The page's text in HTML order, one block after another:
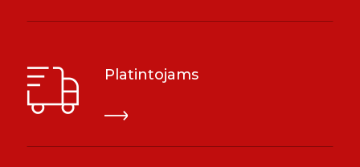
Platintojams